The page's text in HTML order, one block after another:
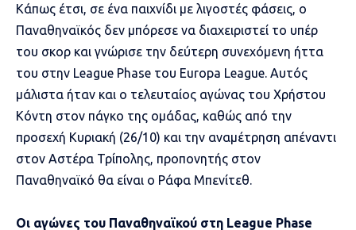
Κάπως έτσι, σε ένα παιχνίδι με λιγοστές φάσεις, ο
Παναθηναϊκός δεν μπόρεσε να διαχειριστεί το υπέρ
του σκορ και γνώρισε την δεύτερη συνεχόμενη ήττα
του στην League Phase του Europa League. Αυτός
μάλιστα ήταν και ο τελευταίος αγώνας του Χρήστου
Κόντη στον πάγκο της ομάδας, καθώς από την
προσεχή Κυριακή (26/10) και την αναμέτρηση απέναντι
στον Αστέρα Τρίπολης, προπονητής στον
Παναθηναϊκό θα είναι ο Ράφα Μπενίτεθ.
Οι αγώνες του Παναθηναϊκού στη League Phase